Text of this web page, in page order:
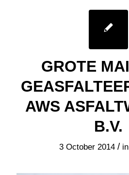
GROTE
AWS
B.V.
3 October 2014 / in